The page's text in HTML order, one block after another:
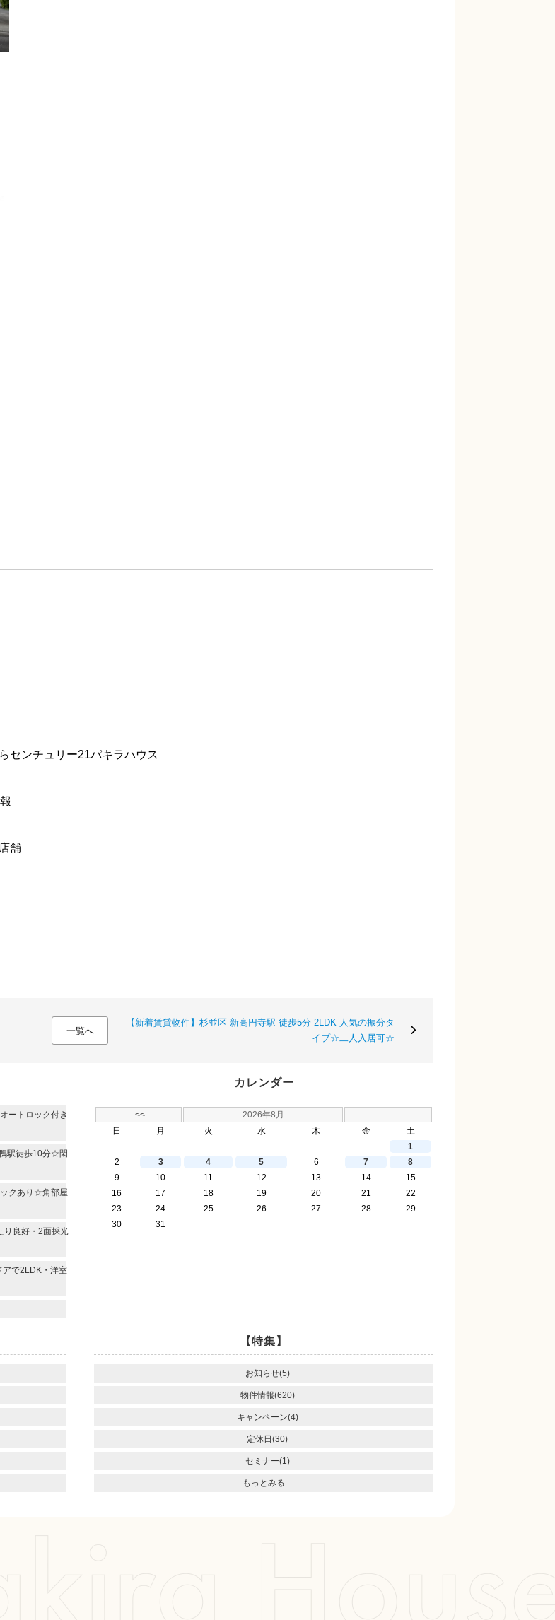
センチュリー21パキラハウス
舗
一覧へ
【新着賃貸物件】杉並区 新高円寺駅 徒歩5分 2LDK 人気の振分タ
イプ☆二人入居可☆
ートロック付き
駅徒歩10分☆閑
クあり☆角部屋
り良好・2面採光
アで2LDK・洋室
カレンダー
<<
2026年8月
日
月 火 水 木 金
土
1
2
3 4 5 6 7
8
9
10 11 12 13 14
15
16
17 18 19 20 21
22
23
24 25 26 27 28
29
30
31
【特集】
お知らせ(5)
物件情報(620)
キャンペーン(4)
定休日(30)
セミナー(1)
もっとみる